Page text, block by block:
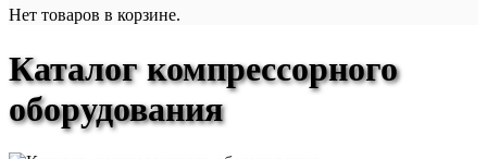
Нет товаров в корзине.
Каталог компрессорного
оборудования